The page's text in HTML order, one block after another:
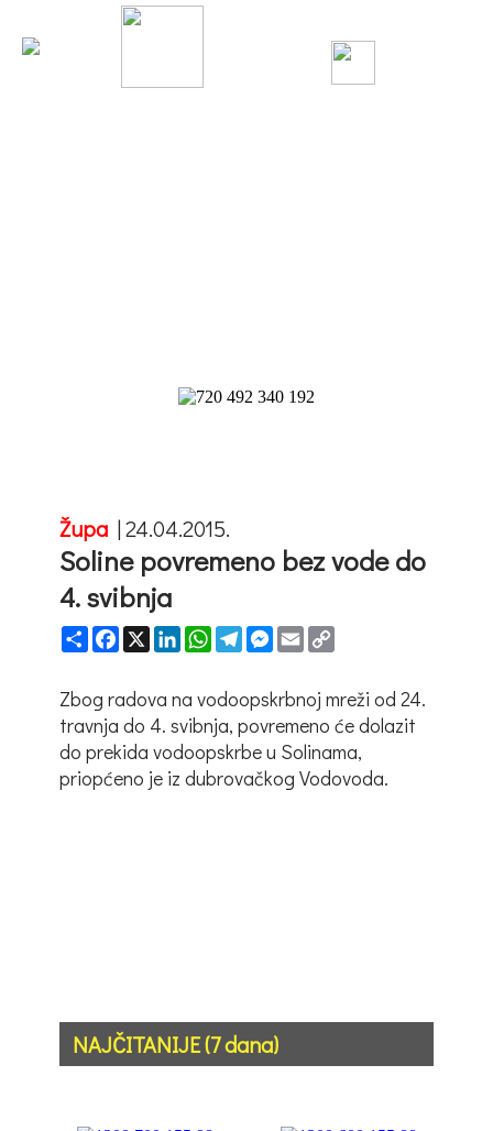
Župa |24.04.2015.
Soline povremeno bez vode do
4. svibnja
ShareFacebook
X LinkedInWhatsApp
TelegramMessenger
Email
Zbog radova na vodoopskrbnoj mreži od 24.
travnja do 4. svibnja, povremeno će dolazit
do prekida vodoopskrbe u Solinama,
priopćeno je iz dubrovačkog Vodovoda.
NAJČITANIJE (7 dana)